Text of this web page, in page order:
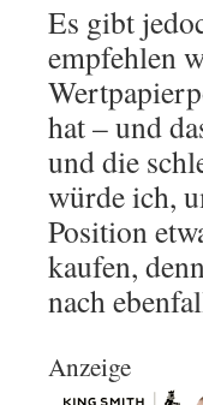
Es gibt
empfehlen
hat – und
und die
würde ich,
Position
kaufen,
nach
Anzeige